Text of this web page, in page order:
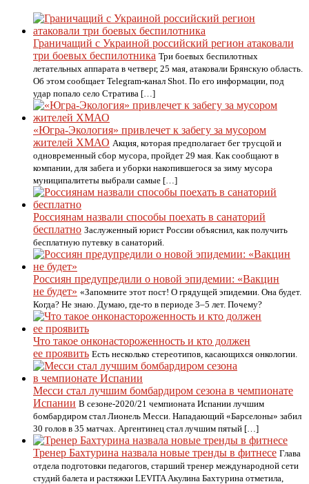
Граничащий с Украиной российский регион атаковали
три боевых беспилотника Три боевых беспилотных
летательных аппарата в четверг, 25 мая, атаковали Брянскую область.
Об этом сообщает Telegram-канал Shot. По его информации, под
удар попало село Стратива […]
«Югра-Экология» привлечет к забегу за мусором
жителей ХМАО Акция, которая предполагает бег трусцой и
одновременный сбор мусора, пройдет 29 мая. Как сообщают в
компании, для забега и уборки накопившегося за зиму мусора
муниципалитеты выбрали самые […]
Россиянам назвали способы поехать в санаторий
бесплатно Заслуженный юрист России объяснил, как получить
бесплатную путевку в санаторий.
Россиян предупредили о новой эпидемии: «Вакцин
не будет» «Запомните этот пост! О грядущей эпидемии. Она будет.
Когда? Не знаю. Думаю, где-то в периоде 3–5 лет. Почему?
Что такое онконастороженность и кто должен
ее проявить Есть несколько стереотипов, касающихся онкологии.
Месси стал лучшим бомбардиром сезона в чемпионате
Испании В сезоне-2020/21 чемпионата Испании лучшим
бомбардиром стал Лионель Месси. Нападающий «Барселоны» забил
30 голов в 35 матчах. Аргентинец стал лучшим пятый […]
Тренер Бахтурина назвала новые тренды в фитнесе Глава
отдела подготовки педагогов, старший тренер международной сети
студий балета и растяжки LEVITA Акулина Бахтурина отметила,